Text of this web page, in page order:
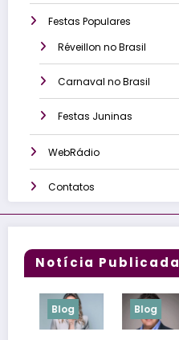
Festas Populares
Réveillon no Brasil
Carnaval no Brasil
Festas Juninas
WebRádio
Contatos
Notícia Publicada
Blog Blog